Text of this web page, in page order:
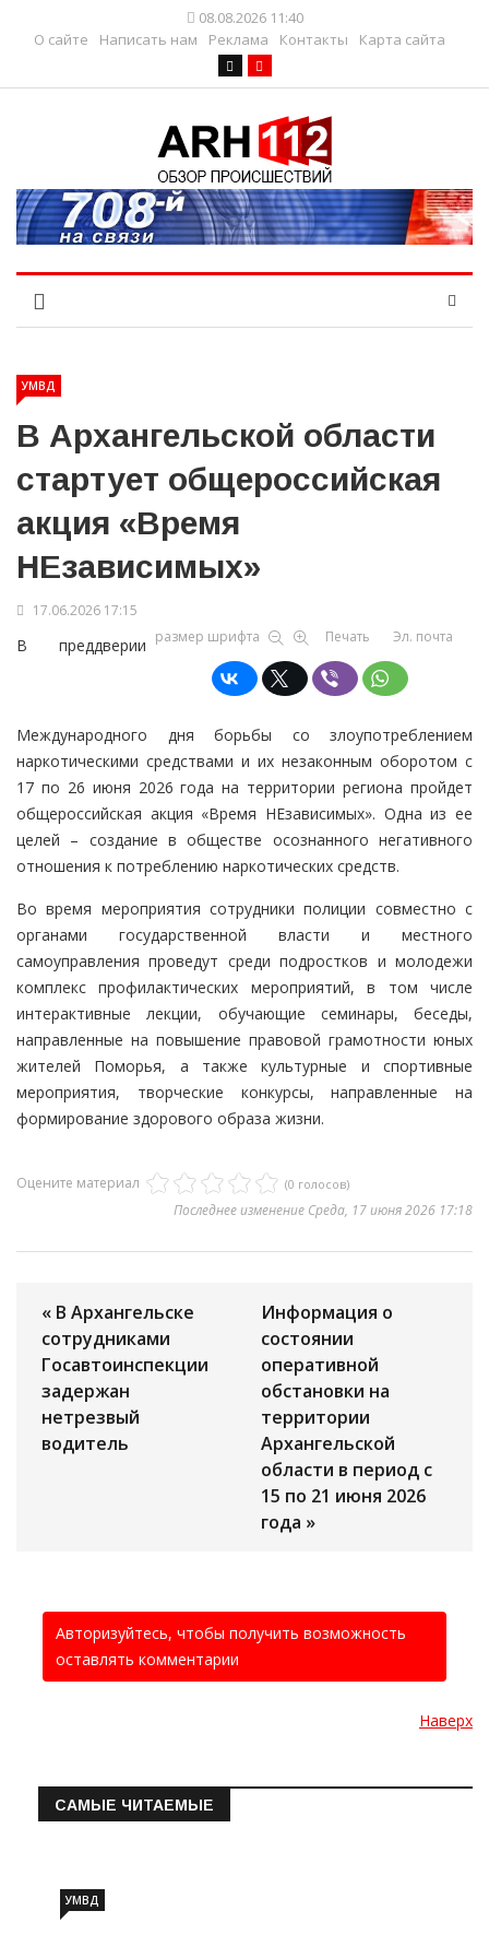
08.08.2026 11:40
О сайте
Написать нам Реклама Контакты Карта сайта
УМВД
В Архангельской области
стартует общероссийская
акция «Время
НЕзависимых»
17.06.2026 17:15
размер шрифта
Печать Эл. почта
В преддверии
Международного дня борьбы со злоупотреблением
наркотическими средствами и их незаконным оборотом с
17 по 26 июня 2026 года на территории региона пройдет
общероссийская акция «Время НЕзависимых». Одна из ее
целей – создание в обществе осознанного негативного
отношения к потреблению наркотических средств.
Во время мероприятия сотрудники полиции совместно с
органами государственной власти и местного
самоуправления проведут среди подростков и молодежи
комплекс профилактических мероприятий, в том числе
интерактивные лекции, обучающие семинары, беседы,
направленные на повышение правовой грамотности юных
жителей Поморья, а также культурные и спортивные
мероприятия, творческие конкурсы, направленные на
формирование здорового образа жизни.
Оцените материал (0 голосов)
Последнее изменение Среда, 17 июня 2026 17:18
« В Архангельске
сотрудниками
Госавтоинспекции
задержан
нетрезвый
водитель
Информация о
состоянии
оперативной
обстановки на
территории
Архангельской
области в период с
15 по 21 июня 2026
года »
Авторизуйтесь, чтобы получить возможность
оставлять комментарии
Наверх
САМЫЕ ЧИТАЕМЫЕ
УМВД